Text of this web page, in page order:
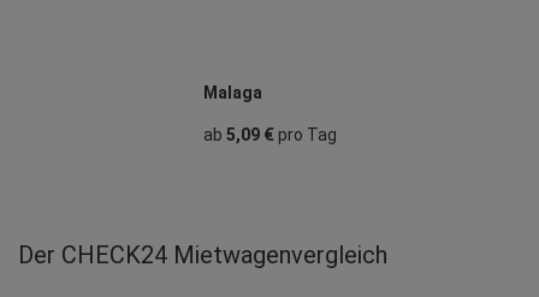
Malaga
ab 5,09 €pro Tag
Der CHECK24 Mietwagenvergleich